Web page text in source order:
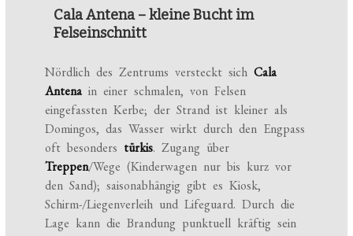
Cala Antena – kleine Bucht im
Felseinschnitt
Nördlich des Zentrums versteckt sichCala
Antenain einer schmalen, von Felsen
eingefassten Kerbe; der Strand ist kleiner als
Domingos, das Wasser wirkt durch den Engpass
oft besonders türkis. Zugang über
Treppen/Wege (Kinderwagen nur bis kurz vor
den Sand); saisonabhängig gibt es Kiosk,
Schirm-/Liegenverleih und Lifeguard. Durch die
Lage kann die Brandung punktuell kräftig sein